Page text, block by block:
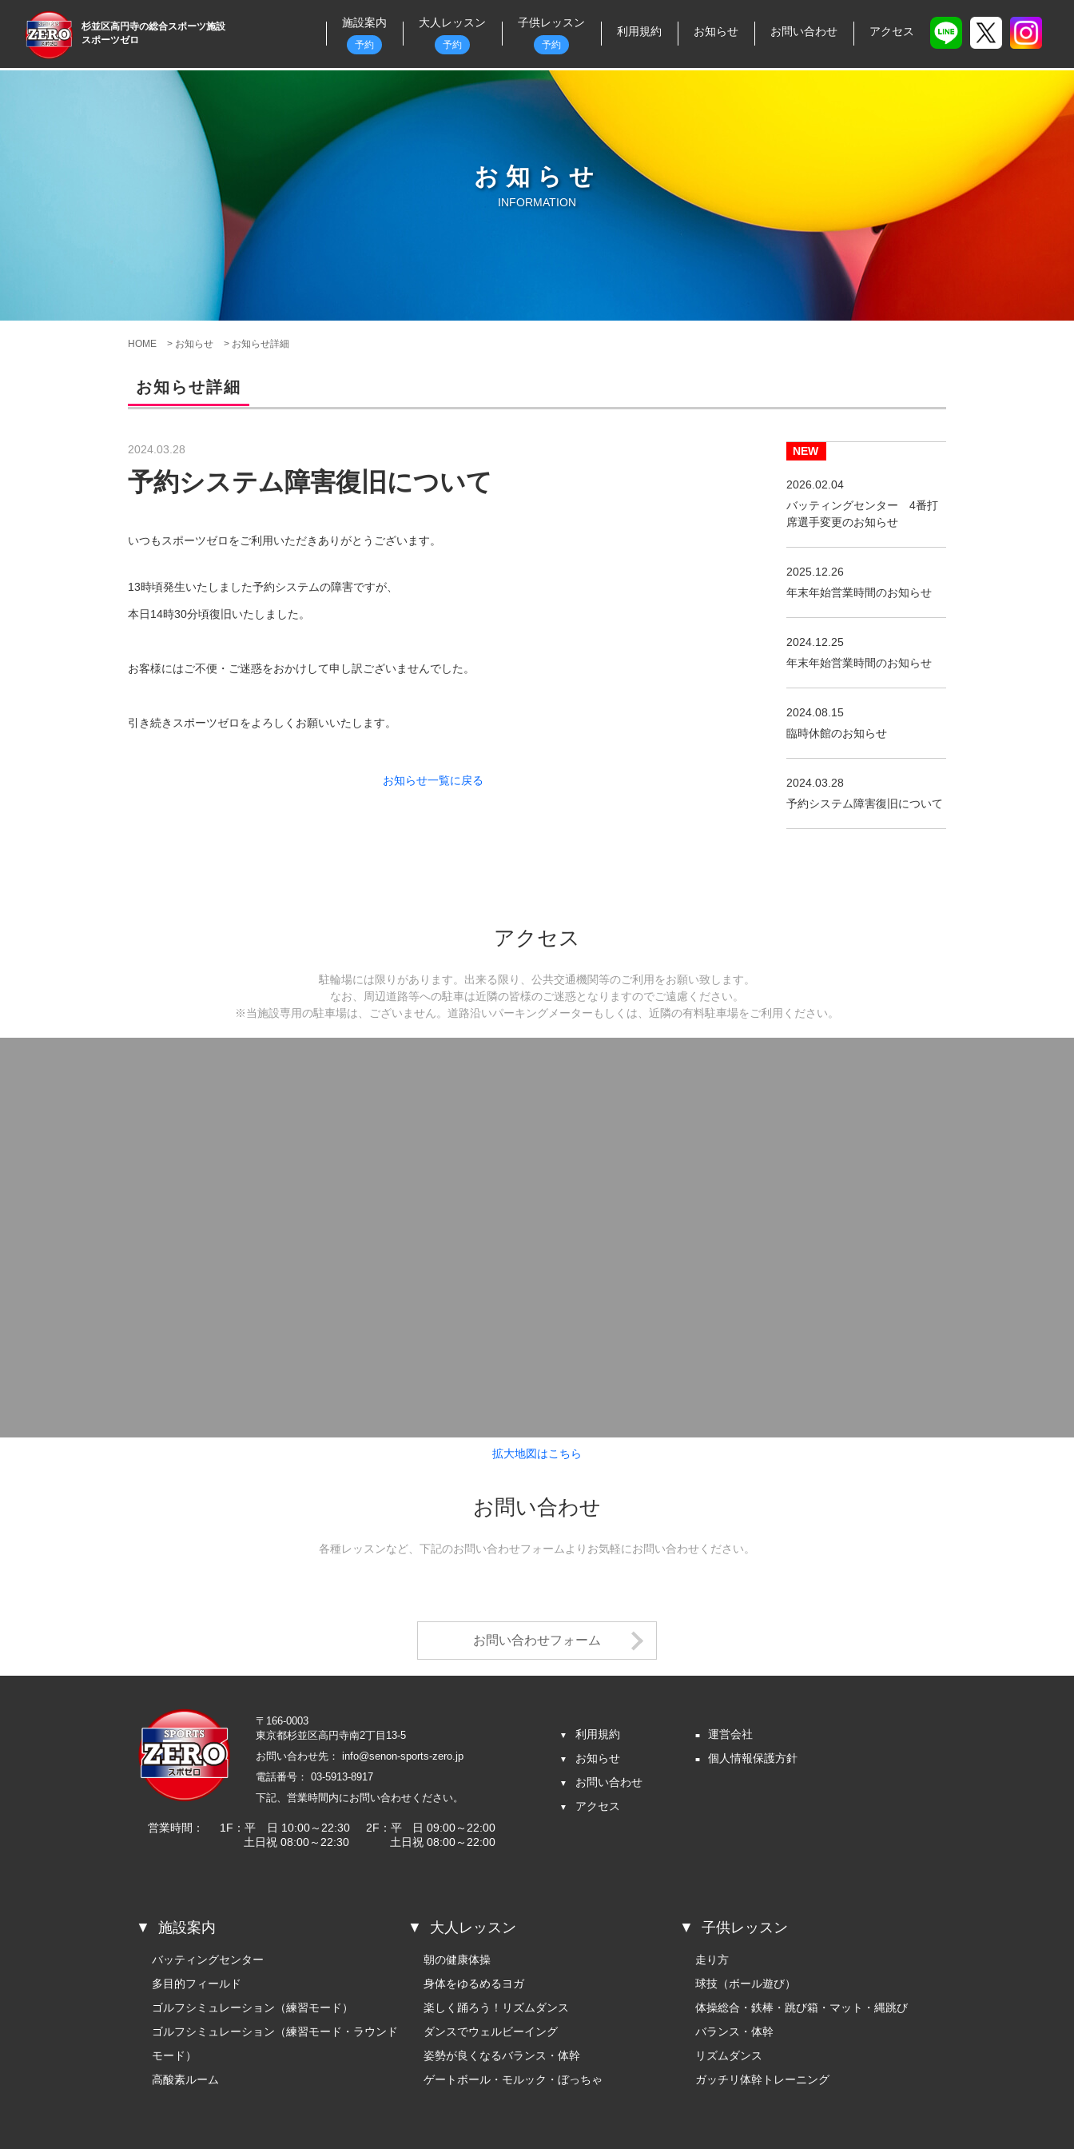
杉並区高円寺の総合スポーツ施設
スポーツゼロ
施設案内
予約
多目的フィールド
大人レッスン
予約
朝の健康体操
ダンスでウェルビーイング
姿勢が良くなるバランス・体幹
子供レッスン
予約
走り方
球技（ボール遊び）
鉄棒・跳び箱・マット・縄跳び
バランス・体幹
利用規約 お知らせ お問い合わせ アクセス
お知らせ
INFORMATION
HOME > お知らせ > お知らせ詳細
お知らせ詳細
2024.03.28
予約システム障害復旧について
いつもスポーツゼロをご利用いただきありがとうございます。
13時頃発生いたしました予約システムの障害ですが、
本日14時30分頃復旧いたしました。
お客様にはご不便・ご迷惑をおかけして申し訳ございませんでした。
引き続きスポーツゼロをよろしくお願いいたします。
お知らせ一覧に戻る
2026.02.04
バッティングセンター 4番打
席選手変更のお知らせ
2025.12.26
年末年始営業時間のお知らせ
2024.12.25
年末年始営業時間のお知らせ
2024.08.15
臨時休館のお知らせ
2024.03.28
予約システム障害復旧について
アクセス
駐輪場には限りがあります。 出来る限り、公共交通機関等のご利用をお願い致します。
なお、周辺道路等への駐車は近隣の皆様のご迷惑となりますのでご遠慮ください。
※当施設専用の駐車場は、ございません。道路沿いパーキングメーターもしくは、近隣の有料駐車場をご利用ください。
拡大地図はこちら
お問い合わせ
各種レッスンなど、 下記のお問い合わせフォームより お気軽にお問い合わせください。
お問い合わせフォーム
〒166-0003
東京都杉並区高円寺南2丁目13-5
お問い合わせ先： info@senon-sports-zero.jp
電話番号： 03-5913-8917
下記、営業時間内にお問い合わせください。
営業時間： 1F：平
日 10:00～22:30
土日祝 08:00～22:30
2F：平
日 09:00～22:00
土日祝 08:00～22:00
利用規約
お知らせ
お問い合わせ
アクセス
運営会社
個人情報保護方針
施設案内
バッティングセンター
多目的フィールド
ゴルフシミュレーション（練習モード）
ゴルフシミュレーション（練習モード・ラウンド
モード）
高酸素ルーム
大人レッスン
朝の健康体操
身体をゆるめるヨガ
楽しく踊ろう！リズムダンス
ダンスでウェルビーイング
姿勢が良くなるバランス・体幹
ゲートボール・モルック・ぼっちゃ
子供レッスン
走り方
球技（ボール遊び）
体操総合・鉄棒・跳び箱・マット・縄跳び
バランス・体幹
リズムダンス
ガッチリ体幹トレーニング